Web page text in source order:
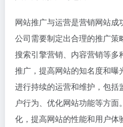
网站推广与运营是营销网站成
公司需要制定出合理的推广策
搜索引擎营销、内容营销等多
推广，提高网站的知名度和曝
进行持续的运营和维护，包括
户行为、优化网站功能等方
化，提高网站的性能和用户体